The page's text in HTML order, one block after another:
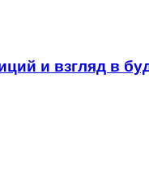
и взгляд в